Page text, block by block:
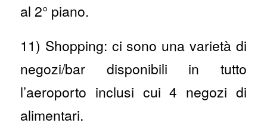
al 2° piano.
11) Shopping: ci sono una varietà di
negozi/bar disponibili in tutto
l’aeroporto inclusi cui 4 negozi di
alimentari.